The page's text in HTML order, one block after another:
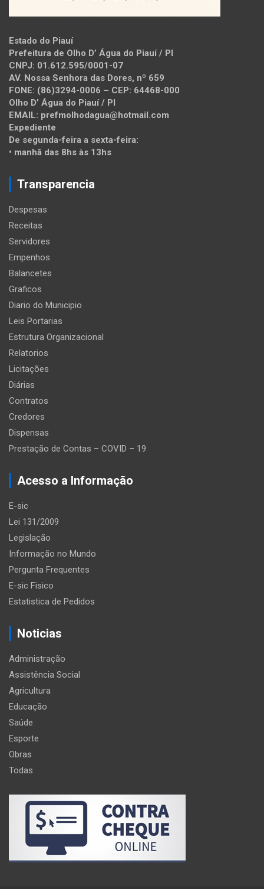
Estado do Piauí
Prefeitura de Olho D’ Água do Piauí / PI
CNPJ: 01.612.595/0001-07
AV. Nossa Senhora das Dores, nº 659
FONE: (86)3294-0006 – CEP: 64468-000
Olho D’ Água do Piauí / PI
EMAIL: prefmolhodagua@hotmail.com
Expediente
De segunda-feira a sexta-feira:
• manhã das 8hs às 13hs
Transparencia
Despesas
Receitas
Servidores
Empenhos
Balancetes
Graficos
Diario do Municipio
Leis Portarias
Estrutura Organizacional
Relatorios
Licitações
Diárias
Contratos
Credores
Dispensas
Prestação de Contas – COVID – 19
Acesso a Informação
E-sic
Lei 131/2009
Legislação
Informação no Mundo
Pergunta Frequentes
E-sic Fisico
Estatistica de Pedidos
Noticias
Administração
Assistência Social
Agricultura
Educação
Saúde
Esporte
Obras
Todas